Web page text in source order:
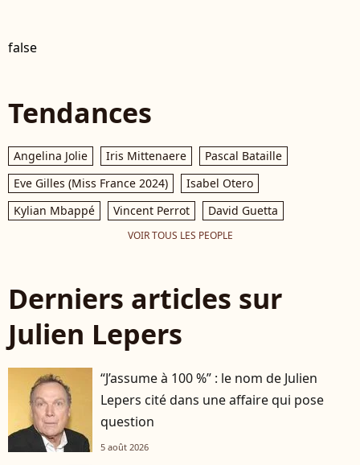
false
Tendances
Angelina Jolie Iris Mittenaere
Pascal Bataille
Eve Gilles (Miss France 2024)
Isabel Otero
Kylian Mbappé
Vincent Perrot David Guetta
VOIR TOUS LES PEOPLE
Derniers articles sur
Julien Lepers
“J’assume à 100 %” : le nom de Julien
Lepers cité dans une affaire qui pose
question
5 août 2026